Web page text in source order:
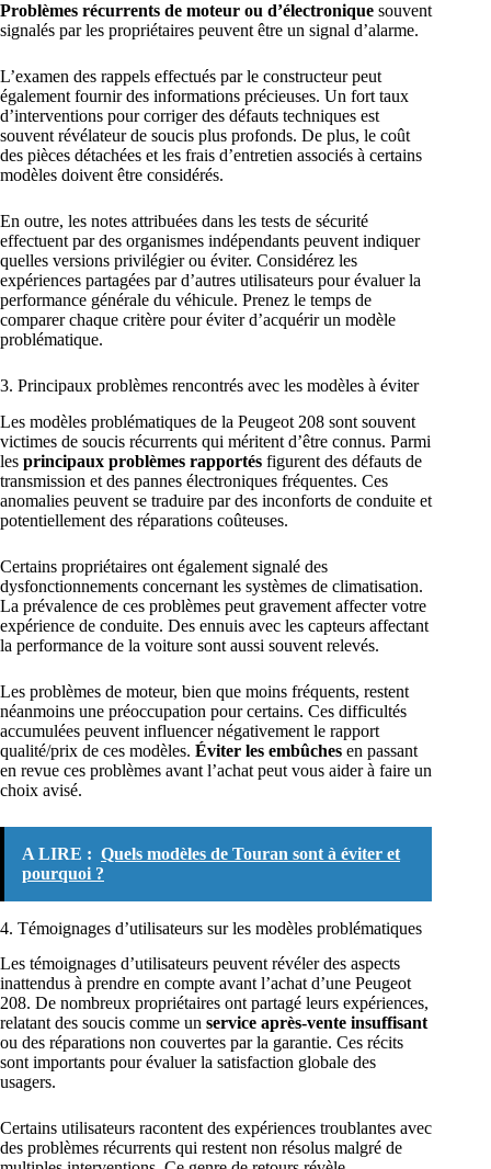
Problèmes récurrents de moteur ou d’électronique souvent
signalés par les propriétaires peuvent être un signal d’alarme.
L’examen des rappels effectués par le constructeur peut
également fournir des informations précieuses. Un fort taux
d’interventions pour corriger des défauts techniques est
souvent révélateur de soucis plus profonds. De plus, le coût
des pièces détachées et les frais d’entretien associés à certains
modèles doivent être considérés.
En outre, les notes attribuées dans les tests de sécurité
effectuent par des organismes indépendants peuvent indiquer
quelles versions privilégier ou éviter. Considérez les
expériences partagées par d’autres utilisateurs pour évaluer la
performance générale du véhicule. Prenez le temps de
comparer chaque critère pour éviter d’acquérir un modèle
problématique.
3. Principaux problèmes rencontrés avec les modèles à éviter
Les modèles problématiques de la Peugeot 208 sont souvent
victimes de soucis récurrents qui méritent d’être connus. Parmi
les principaux problèmes rapportés figurent des défauts de
transmission et des pannes électroniques fréquentes. Ces
anomalies peuvent se traduire par des inconforts de conduite et
potentiellement des réparations coûteuses.
Certains propriétaires ont également signalé des
dysfonctionnements concernant les systèmes de climatisation.
La prévalence de ces problèmes peut gravement affecter votre
expérience de conduite. Des ennuis avec les capteurs affectant
la performance de la voiture sont aussi souvent relevés.
Les problèmes de moteur, bien que moins fréquents, restent
néanmoins une préoccupation pour certains. Ces difficultés
accumulées peuvent influencer négativement le rapport
qualité/prix de ces modèles. Éviter les embûches en passant
en revue ces problèmes avant l’achat peut vous aider à faire un
choix avisé.
A LIRE : Quels modèles de Touran sont à éviter et
pourquoi ?
4. Témoignages d’utilisateurs sur les modèles problématiques
Les témoignages d’utilisateurs peuvent révéler des aspects
inattendus à prendre en compte avant l’achat d’une Peugeot
208. De nombreux propriétaires ont partagé leurs expériences,
relatant des soucis comme un service après-vente insuffisant
ou des réparations non couvertes par la garantie. Ces récits
sont importants pour évaluer la satisfaction globale des
usagers.
Certains utilisateurs racontent des expériences troublantes avec
des problèmes récurrents qui restent non résolus malgré de